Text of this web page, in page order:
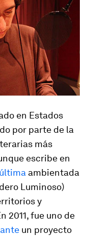
en Estados
por parte de la
más
escribe en
ambientada
Luminoso)
y
2011, fue uno de
un proyecto